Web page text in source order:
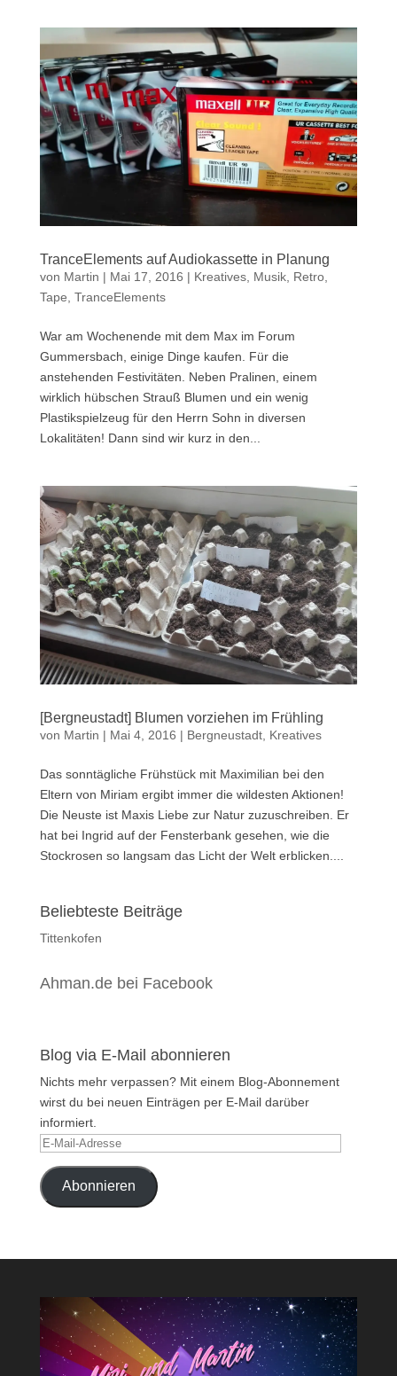
TranceElements auf Audiokassette in Planung
von Martin | Mai 17, 2016 | Kreatives, Musik, Retro,
Tape TranceElements
War am Wochenende mit dem Max im Forum
Gummersbach, einige Dinge kaufen. Für die
anstehenden Festivitäten. Neben Pralinen, einem
wirklich hübschen Strauß Blumen und ein wenig
Plastikspielzeug für den Herrn Sohn in diversen
Lokalitäten! Dann sind wir kurz in den...
[Bergneustadt] Blumen vorziehen im Frühling
von Martin | Mai 4, 2016 | Bergneustadt, Kreatives
Das sonntägliche Frühstück mit Maximilian bei den
Eltern von Miriam ergibt immer die wildesten Aktionen!
Die Neuste ist Maxis Liebe zur Natur zuzuschreiben. Er
hat bei Ingrid auf der Fensterbank gesehen, wie die
Stockrosen so langsam das Licht der Welt erblicken....
Beliebteste Beiträge
Tittenkofen
Ahman.de bei Facebook
Blog via E-Mail abonnieren
Nichts mehr verpassen? Mit einem Blog-Abonnement
wirst du bei neuen Einträgen per E-Mail darüber
informiert.
E-
AdresseAbonnieren